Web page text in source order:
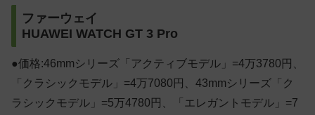
ファーウェイ
HUAWEI WATCH GT 3 Pro
●価格:46mmシリーズ「アクティブモデル」=4万3780円、
「クラシックモデル」=4万7080円、43mmシリーズ「ク
ラシックモデル」=5万4780円、「エレガントモデル」=7